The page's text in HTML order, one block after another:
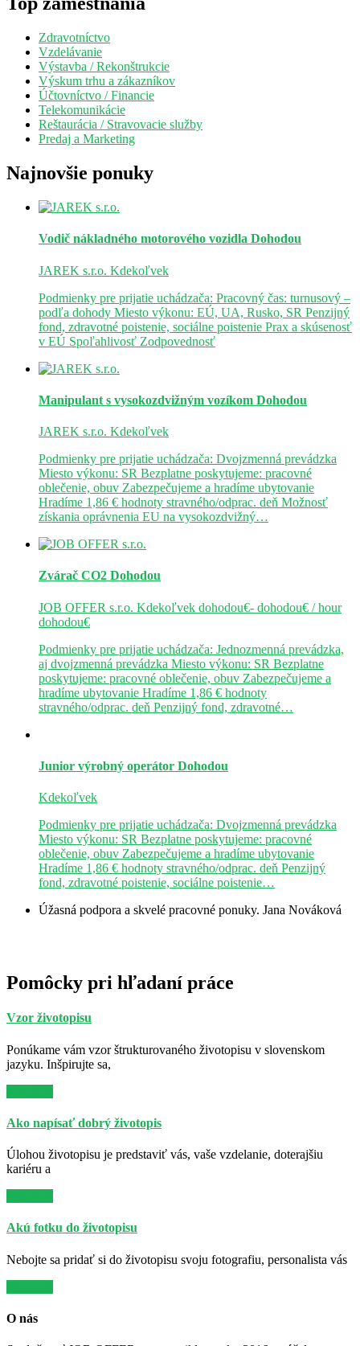
Zdravotníctvo
Vzdelávanie
Výstavba / Rekonštrukcie
Výskum trhu a zákazníkov
Účtovníctvo / Financie
Telekomunikácie
Reštaurácia / Stravovacie služby
Predaj a Marketing
Najnovšie ponuky
Vodič nákladného motorového vozidla Dohodou
JAREK s.r.o. Kdekoľvek
Podmienky pre prijatie uchádzača: Pracovný čas: turnusový –
podľa dohody Miesto výkonu: EÚ, UA, Rusko, SR Penzijný
fond, zdravotné poistenie, sociálne poistenie Prax a skúsenosť
v EÚ Spoľahlivosť Zodpovednosť
Manipulant s vysokozdvižným vozíkom Dohodou
JAREK s.r.o. Kdekoľvek
Podmienky pre prijatie uchádzača: Dvojzmenná prevádzka
Miesto výkonu: SR Bezplatne poskytujeme: pracovné
oblečenie, obuv Zabezpečujeme a hradíme ubytovanie
Hradíme 1,86 € hodnoty stravného/odprac. deň Možnosť
získania oprávnenia EU na vysokozdvižný…
Zvárač CO2 Dohodou
JOB OFFER s.r.o. Kdekoľvek dohodou€- dohodou€ / hour
dohodou€
Podmienky pre prijatie uchádzača: Jednozmenná prevádzka,
aj dvojzmenná prevádzka Miesto výkonu: SR Bezplatne
poskytujeme: pracovné oblečenie, obuv Zabezpečujeme a
hradíme ubytovanie Hradíme 1,86 € hodnoty
stravného/odprac. deň Penzijný fond, zdravotné…
Junior výrobný operátor Dohodou
Kdekoľvek
Podmienky pre prijatie uchádzača: Dvojzmenná prevádzka
Miesto výkonu: SR Bezplatne poskytujeme: pracovné
oblečenie, obuv Zabezpečujeme a hradíme ubytovanie
Hradíme 1,86 € hodnoty stravného/odprac. deň Penzijný
fond, zdravotné poistenie, sociálne poistenie…
Úžasná podpora a skvelé pracovné ponuky. Jana Nováková
Pomôcky pri hľadaní práce
Vzor životopisu
Ponúkame vám vzor štrukturovaného životopisu v slovenskom
jazyku. Inšpirujte sa,
Ako napísať dobrý životopis
Úlohou životopisu je predstaviť vás, vaše vzdelanie, doterajšiu
kariéru a
Akú fotku do životopisu
Nebojte sa pridať si do životopisu svoju fotografiu, personalista vás
O nás